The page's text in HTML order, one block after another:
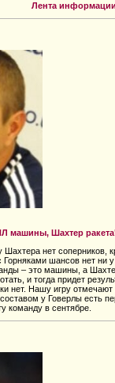
Лента
машины, Шахтер
нет соперников,
шансов нет ни у
– это машины, а
и тогда придет
нет. Нашу игру отмечают
у Говерлы есть
команду в сентябре.